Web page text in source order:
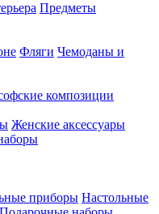
Предметы
Фляги Чемоданы и
композиции
Женские аксессуары
приборы Настольные